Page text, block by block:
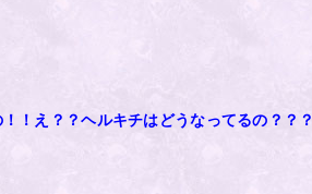
！え？？ヘルキチはどうなってるの？？？